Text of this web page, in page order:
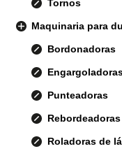
Tornos
Maquinaria para
Bordonadoras
Punteadoras
Roladoras de